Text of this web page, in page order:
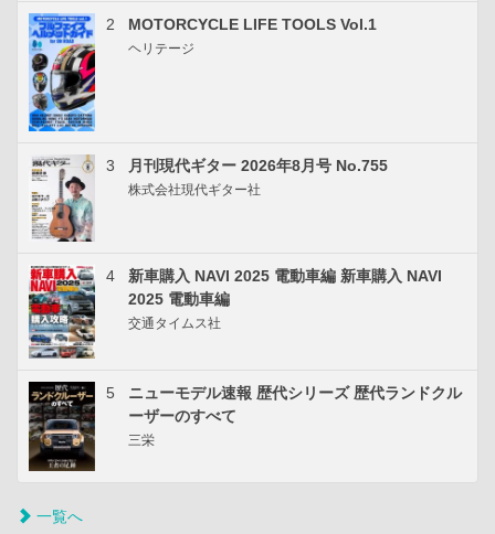
2 MOTORCYCLE LIFE TOOLS Vol.1
ヘリテージ
3 月刊現代ギター 2026年8月号 No.755
株式会社現代ギター社
4
新車購入 NAVI 2025 電動車編 新車購入 NAVI
2025 電動車編
交通タイムス社
5
ニューモデル速報 歴代シリーズ 歴代ランドクル
ーザーのすべて
三栄
一覧へ